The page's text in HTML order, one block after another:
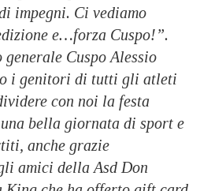
impegni. Ci vediamo
e…forza Cuspo!”.
Cuspo Alessio
i genitori di tutti gli atleti
con noi la festa
bella giornata di sport e
anche grazie
amici della Asd Don